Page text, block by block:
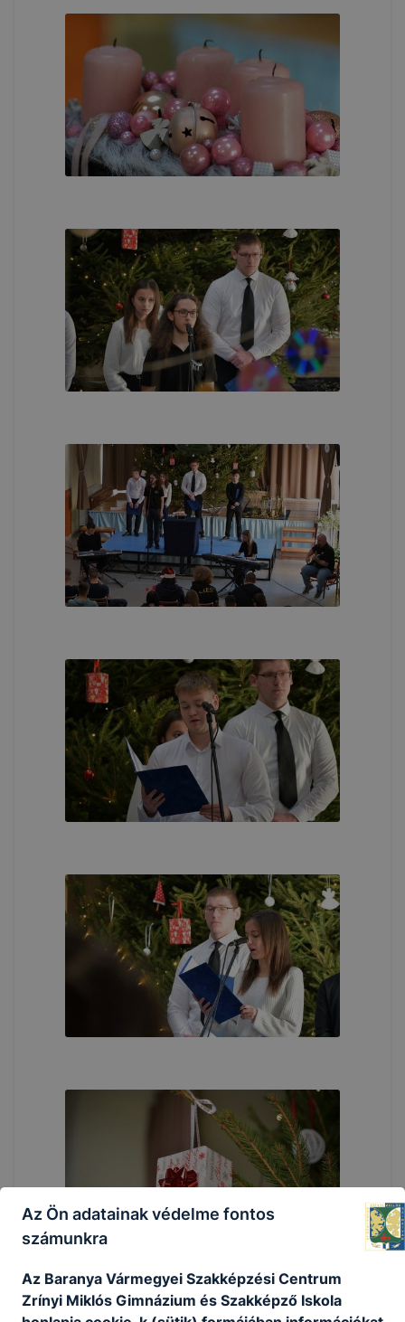
Az Ön adatainak védelme fontos
számunkra
Az Baranya Vármegyei Szakképzési Centrum
Zrínyi Miklós Gimnázium és Szakképző Iskola